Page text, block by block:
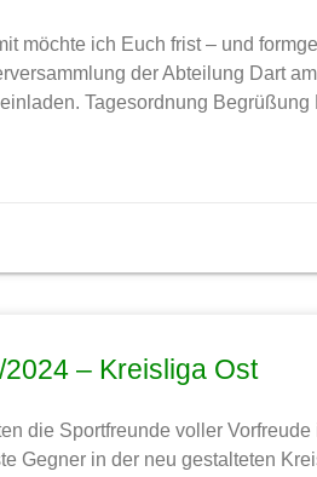
möchte ich Euch frist – und
der Abteilung Dart
Tagesordnung
– Kreisliga Ost
die Sportfreunde voller
Gegner in der neu gestalteten